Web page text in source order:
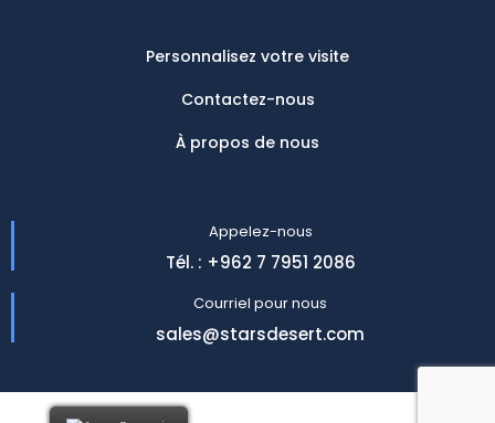
Personnalisez votre visite
Contactez-nous
À propos de nous
Appelez-nous
Tél. : +962 7 7951 2086
Courriel pour nous
sales@starsdesert.com